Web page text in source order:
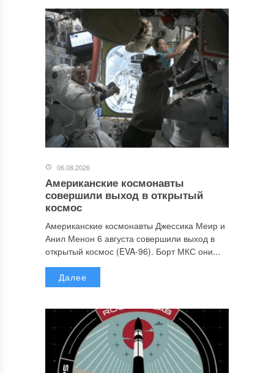
06.08.2026
Американские космонавты
совершили выход в открытый
космос
Американские космонавты Джессика Меир и
Анил Менон 6 августа совершили выход в
открытый космос (EVA-96). Борт МКС они...
Далее